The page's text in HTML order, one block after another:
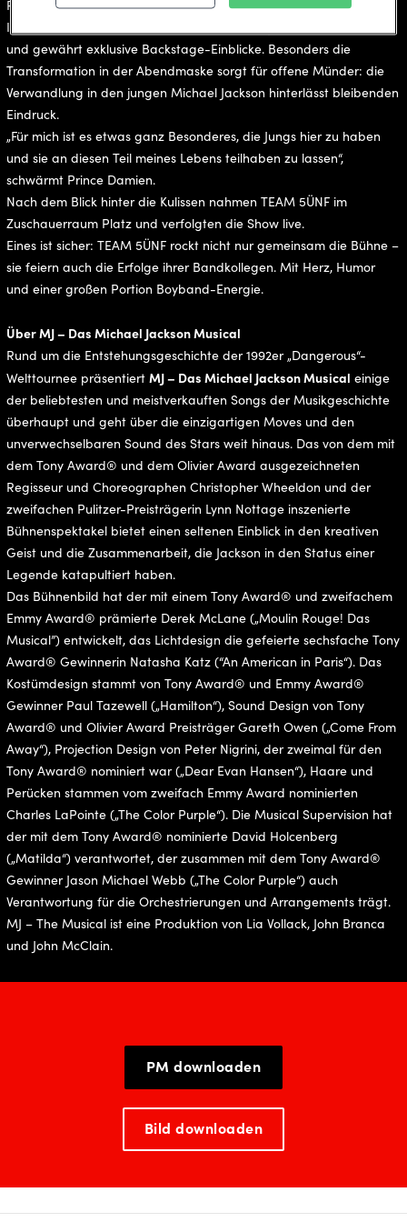
Prince Damien.
Im Anschluss führt Prince Damien seine Kollegen durchs Theater
und gewährt exklusive Backstage-Einblicke. Besonders die
Transformation in der Abendmaske sorgt für offene Münder: die
Verwandlung in den jungen Michael Jackson hinterlässt bleibenden
Eindruck.
„Für mich ist es etwas ganz Besonderes, die Jungs hier zu haben
und sie an diesen Teil meines Lebens teilhaben zu lassen“,
schwärmt Prince Damien.
Nach dem Blick hinter die Kulissen nahmen TEAM 5ÜNF im
Zuschauerraum Platz und verfolgten die Show live.
Eines ist sicher: TEAM 5ÜNF rockt nicht nur gemeinsam die Bühne –
sie feiern auch die Erfolge ihrer Bandkollegen. Mit Herz, Humor
und einer großen Portion Boyband-Energie.
Über MJ – Das Michael Jackson Musical
Rund um die Entstehungsgeschichte der 1992er „Dangerous“-
Welttournee präsentiert MJ – Das Michael Jackson Musical einige
der beliebtesten und meistverkauften Songs der Musikgeschichte
überhaupt und geht über die einzigartigen Moves und den
unverwechselbaren Sound des Stars weit hinaus. Das von dem mit
dem Tony Award® und dem Olivier Award ausgezeichneten
Regisseur und Choreographen Christopher Wheeldon und der
zweifachen Pulitzer-Preisträgerin Lynn Nottage inszenierte
Bühnenspektakel bietet einen seltenen Einblick in den kreativen
Geist und die Zusammenarbeit, die Jackson in den Status einer
Legende katapultiert haben.
Das Bühnenbild hat der mit einem Tony Award® und zweifachem
Emmy Award® prämierte Derek McLane („Moulin Rouge! Das
Musical”) entwickelt, das Lichtdesign die gefeierte sechsfache Tony
Award® Gewinnerin Natasha Katz (“An American in Paris“). Das
Kostümdesign stammt von Tony Award® und Emmy Award®
Gewinner Paul Tazewell („Hamilton“), Sound Design von Tony
Award® und Olivier Award Preisträger Gareth Owen („Come From
Away“), Projection Design von Peter Nigrini, der zweimal für den
Tony Award® nominiert war („Dear Evan Hansen“), Haare und
Perücken stammen vom zweifach Emmy Award nominierten
Charles LaPointe („The Color Purple“). Die Musical Supervision hat
der mit dem Tony Award® nominierte David Holcenberg
(„Matilda“) verantwortet, der zusammen mit dem Tony Award®
Gewinner Jason Michael Webb („The Color Purple“) auch
Verantwortung für die Orchestrierungen und Arrangements trägt.
MJ – The Musical ist eine Produktion von Lia Vollack, John Branca
und John McClain.
PM downloaden
Bild downloaden